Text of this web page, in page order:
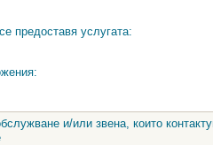
предоставя услугата:
и/или звена, които